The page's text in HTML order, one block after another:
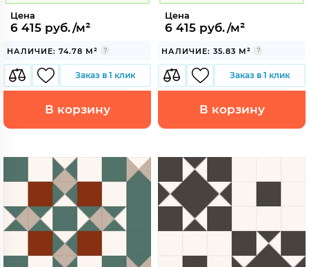
Цена
6 415 руб./м²
НАЛИЧИЕ: 74.78 М²
Заказ в 1 клик
В корзину
Цена
6 415 руб./м²
НАЛИЧИЕ: 35.83 М²
Заказ в 1 клик
В корзину